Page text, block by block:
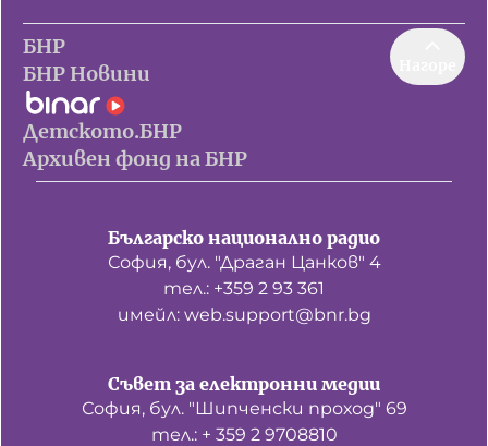
БНР
БНР Новини
Детското.БНР
Архивен фонд на БНР
Българско национално радио
София, бул. "Драган Цанков" 4
тел.: +359 2 93 361
имейл: web.support@bnr.bg
Съвет за електронни медии
София, бул. "Шипченски проход" 69
тел.: + 359 2 9708810